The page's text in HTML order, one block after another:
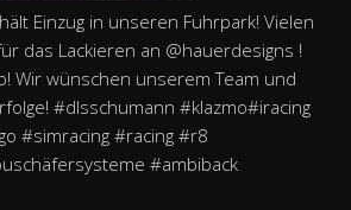
Einzug in unseren Fuhrpark! Vielen
das Lackieren an @hauerdesigns !
Wir wünschen unserem Team und
#dlsschumann #klazmo#iracing
#simracing #racing #r8
#ambiback